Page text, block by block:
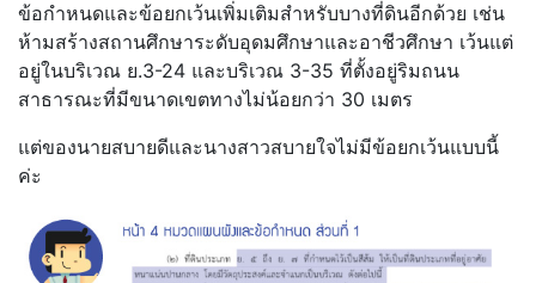
ข้อกำหนดและข้อยกเว้นเพิ่มเติมสำหรับบางที่ดินอีกด้วย เช่น
ห้ามสร้างสถานศึกษาระดับอุดมศึกษาและอาชีวศึกษา เว้นแต่
อยู่ในบริเวณ ย.3-24 และบริเวณ 3-35 ที่ตั้งอยู่ริมถนน
สาธารณะที่มีขนาดเขตทางไม่น้อยกว่า 30 เมตร
แต่ของนายสบายดีและนางสาวสบายใจไม่มีข้อยกเว้นแบบนี้
ค่ะ